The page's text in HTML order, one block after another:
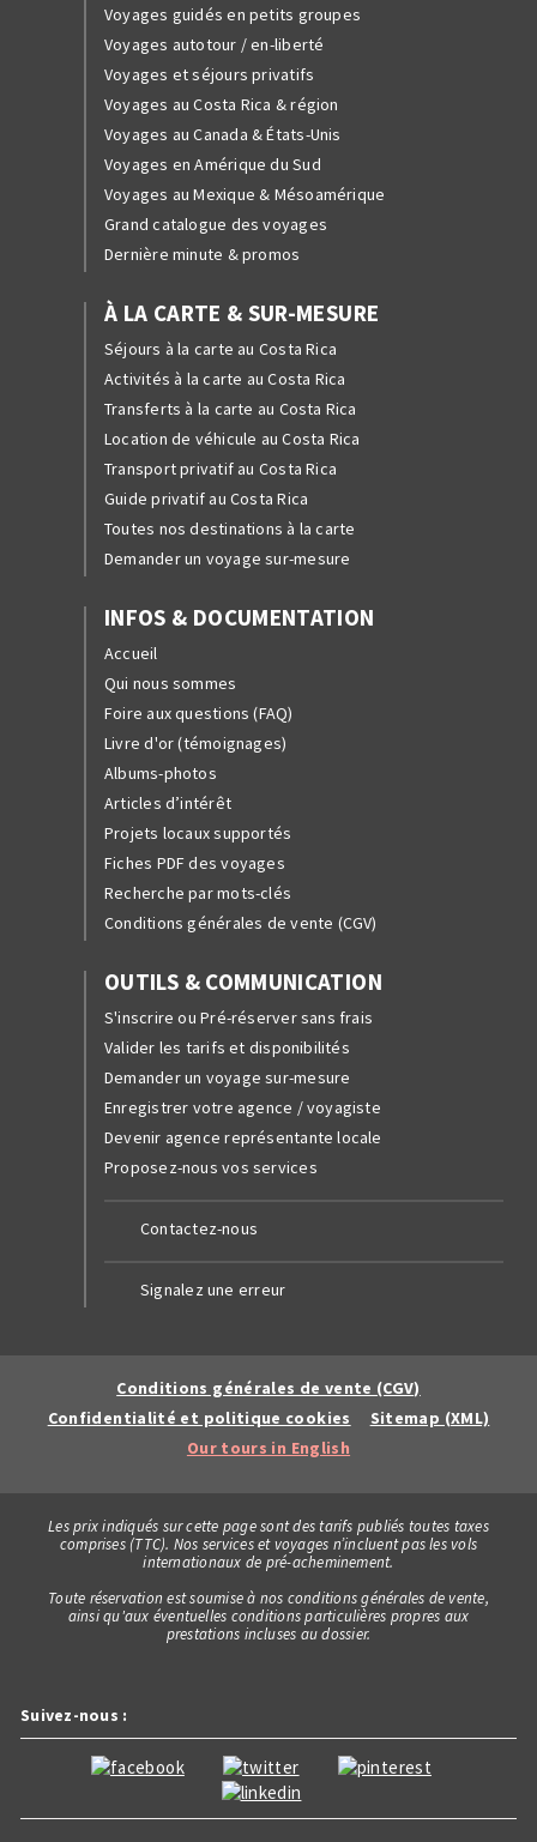
Voyages guidés en petits groupes
Voyages autotour / en-liberté
Voyages et séjours privatifs
Voyages au Costa Rica & région
Voyages au Canada & États-Unis
Voyages en Amérique du Sud
Voyages au Mexique & Mésoamérique
Grand catalogue des voyages
Dernière minute & promos
À LA CARTE & SUR-MESURE
Séjours à la carte au Costa Rica
Activités à la carte au Costa Rica
Transferts à la carte au Costa Rica
Location de véhicule au Costa Rica
Transport privatif au Costa Rica
Guide privatif au Costa Rica
Toutes nos destinations à la carte
Demander un voyage sur-mesure
INFOS & DOCUMENTATION
Accueil
Qui nous sommes
Foire aux questions (FAQ)
Livre d'or (témoignages)
Albums-photos
Articles d’intérêt
Projets locaux supportés
Fiches PDF des voyages
Recherche par mots-clés
Conditions générales de vente (CGV)
OUTILS & COMMUNICATION
S'inscrire ou Pré-réserver sans frais
Valider les tarifs et disponibilités
Demander un voyage sur-mesure
Enregistrer votre agence / voyagiste
Devenir agence représentante locale
Proposez-nous vos services
Contactez-nous
Signalez une erreur
Conditions générales de vente (CGV)
Confidentialité et politique cookies
Sitemap (XML)
Our tours in English
Les prix indiqués sur cette page sont des tarifs publiés toutes taxes
comprises (TTC). Nos services et voyages n’incluent pas les vols
internationaux de pré-acheminement.
Toute réservation est soumise à nos conditions générales de vente,
ainsi qu'aux éventuelles conditions particulières propres aux
prestations incluses au dossier.
Suivez-nous :